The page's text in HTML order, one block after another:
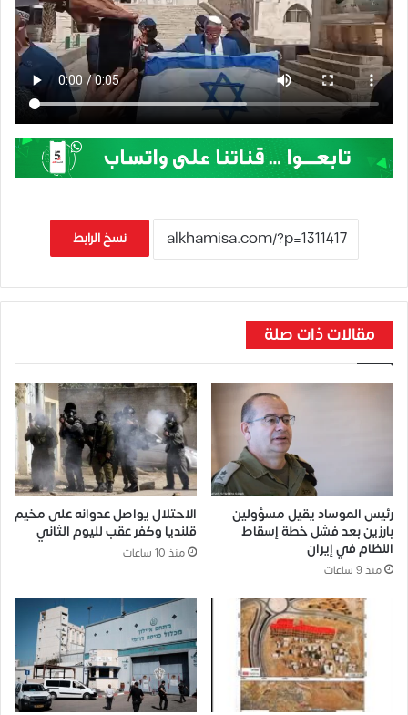
نسخ الرابط
مقالات ذات صلة
رئيس الموساد يقيل مسؤولين
بارزين بعد فشل خطة إسقاط
النظام في إيران
منذ 9 ساعات
الاحتلال يواصل عدوانه على مخيم
قلنديا وكفر عقب لليوم الثاني
منذ 10 ساعات